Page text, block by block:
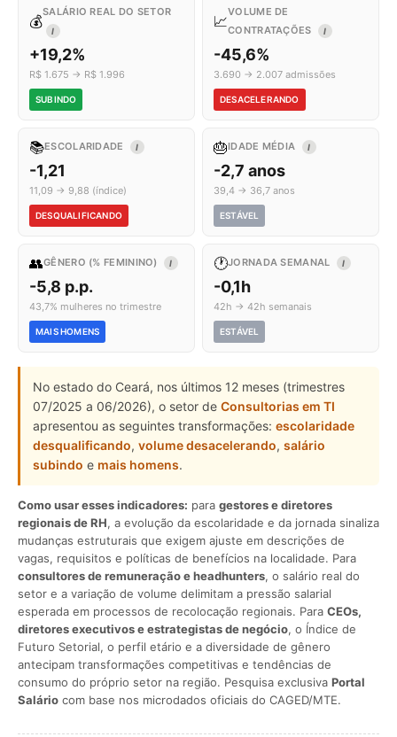
💰
SALÁRIO REAL DO SETOR
I
+19,2%
R$ 1.675 → R$ 1.996
SUBINDO
📈
VOLUME DE
CONTRATAÇÕES
I
-45,6%
3.690 → 2.007 admissões
DESACELERANDO
📚ESCOLARIDADE I
-1,21
11,09 → 9,88 (índice)
DESQUALIFICANDO
🎂IDADE MÉDIA I
-2,7 anos
39,4 → 36,7 anos
ESTÁVEL
👥GÊNERO (% FEMININO) I
-5,8 p.p.
43,7% mulheres no trimestre
MAIS HOMENS
🕐JORNADA SEMANAL I
-0,1h
42h → 42h semanais
ESTÁVEL
No estado do Ceará, nos últimos 12 meses (trimestres
07/2025 a 06/2026), o setor de Consultorias em TI
apresentou as seguintes transformações: escolaridade
desqualificando, volume desacelerando, salário
subindo e mais homens.
Como usar esses indicadores: para gestores e diretores
regionais de RH, a evolução da escolaridade e da jornada sinaliza
mudanças estruturais que exigem ajuste em descrições de
vagas, requisitos e políticas de benefícios na localidade. Para
consultores de remuneração e headhunters, o salário real do
setor e a variação de volume delimitam a pressão salarial
esperada em processos de recolocação regionais. Para CEOs,
diretores executivos e estrategistas de negócio, o Índice de
Futuro Setorial, o perfil etário e a diversidade de gênero
antecipam transformações competitivas e tendências de
consumo do próprio setor na região. Pesquisa exclusiva Portal
Salário com base nos microdados oficiais do CAGED/MTE.